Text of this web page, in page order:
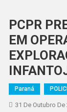
PCPR
EM
Paraná
31 De Outubro De